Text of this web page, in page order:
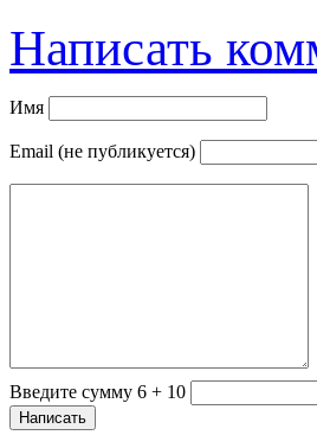
Написать
Имя
Email (не публикуется)
Введите сумму 6 + 10